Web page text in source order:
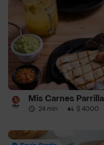
Mis Carnes Parrilla
24 min · $ 4000